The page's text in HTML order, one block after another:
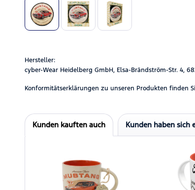
Hersteller:
cyber-Wear Heidelberg GmbH, Elsa-Brändström-Str. 4,
Konformitätserklärungen zu unseren Produkten finden
Kunden kauften auch Kunden haben sich